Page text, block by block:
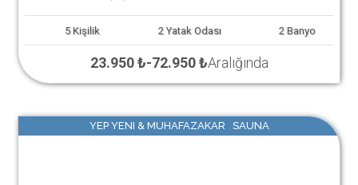
5 Kişilik 2 Yatak Odası 2 Banyo
23.950 ₺-72.950 ₺Aralığında
YEP YENI & MUHAFAZAKAR SAUNA